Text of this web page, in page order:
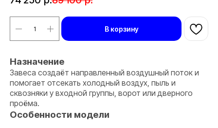
В корзину
Назначение
Завеса создаёт направленный воздушный поток и
помогает отсекать холодный воздух, пыль и
сквозняки у входной группы, ворот или дверного
проёма.
Особенности модели